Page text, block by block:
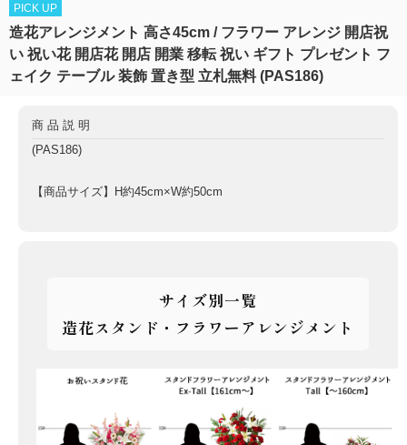
PICK UP
造花アレンジメント 高さ45cm / フラワー アレンジ 開店祝
い 祝い花 開店花 開店 開業 移転 祝い ギフト プレゼント フ
ェイク テーブル 装飾 置き型 立札無料 (PAS186)
商品説明
(PAS186)
【商品サイズ】H約45cm×W約50cm
サイズ別一覧
造花スタンド・フラワーアレンジメント